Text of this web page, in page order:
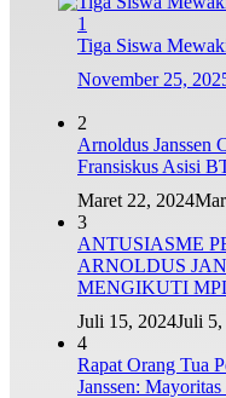
1
Tiga Siswa
November 25,
2
Arnoldus Janssen
Fransiskus Asisi
Maret 22, 2024
3
ANTUSIASME
ARNOLDUS
MENGIKUTI
Juli 15, 2024Juli
4
Rapat Orang Tua
Janssen: